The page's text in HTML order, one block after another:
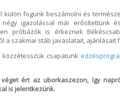
külön fogunk beszámolni és
igazolással már erősítettünk
próbázók is érkeznek
a szakmai stáb javaslatait, ajánlásait
csapatunk
ért az uborkaszezon, így
is jelentkezünk.